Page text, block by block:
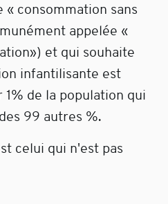
consommation sans
appelée «
et qui souhaite
infantilisante est
de la population qui
99 autres %.
celui qui n'est pas